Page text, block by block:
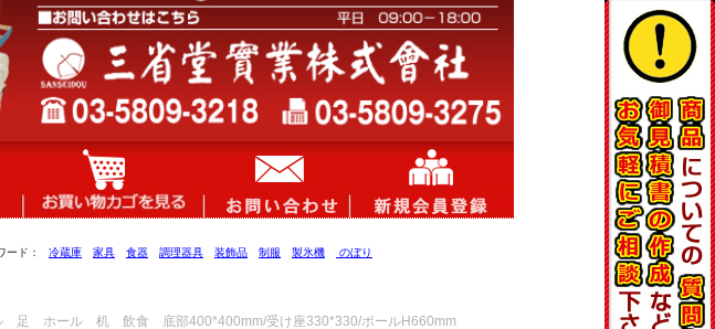
ード： 冷蔵庫 家具 食器 調理器具 装飾品 制服 製氷機 のぼり
足 ホール 机 飲食 底部400*400mm/受け座330*330/ポールH660mm